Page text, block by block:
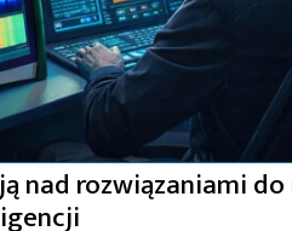
nad rozwiązaniami